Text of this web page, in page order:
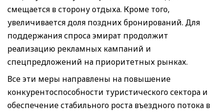
смещается в сторону отдыха. Кроме того,
увеличивается доля поздних бронирований. Для
поддержания спроса эмират продолжит
реализацию рекламных кампаний и
спецпредложений на приоритетных рынках.
Все эти меры направлены на повышение
конкурентоспособности туристического сектора и
обеспечение стабильного роста въездного потока в